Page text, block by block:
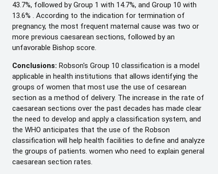
43.7%, followed by Group 1 with 14.7%, and Group 10 with
13.6% . According to the indication for termination of
pregnancy, the most frequent maternal cause was two or
more previous caesarean sections, followed by an
unfavorable Bishop score.
Conclusions: Robson's Group 10 classification is a model
applicable in health institutions that allows identifying the
groups of women that most use the use of cesarean
section as a method of delivery. The increase in the rate of
caesarean sections over the past decades has made clear
the need to develop and apply a classification system, and
the WHO anticipates that the use of the Robson
classification will help health facilities to define and analyze
the groups of patients. women who need to explain general
caesarean section rates.